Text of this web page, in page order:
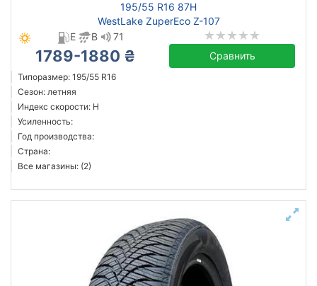
195/55 R16 87H
WestLake ZuperEco Z-107
E
B 71
1789-1880 ₴ Сравнить
Типоразмер: 195/55 R16
Сезон: летняя
Индекс скорости: H
Усиленность:
Год производства:
Страна:
Все магазины: (2)